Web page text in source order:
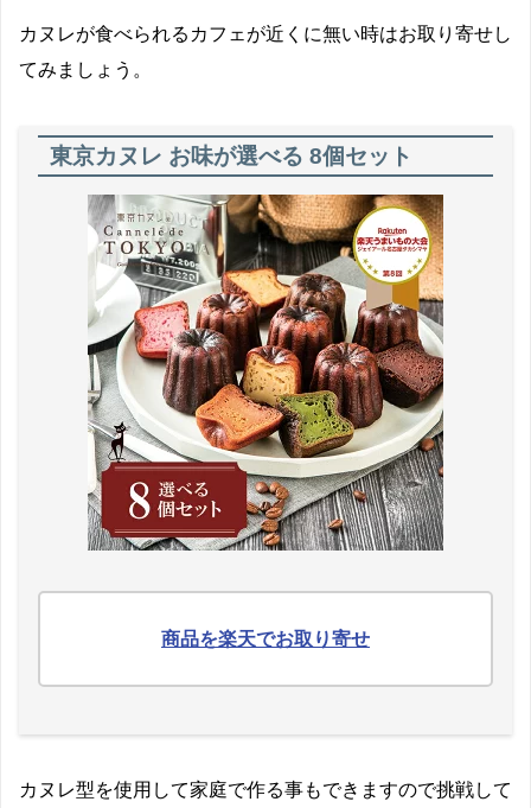
カヌレが食べられるカフェが近くに無い時はお取り寄せし
てみましょう。
東京カヌレ お味が選べる 8個セット
商品を楽天でお取り寄せ
カヌレ型を使用して家庭で作る事もできますので挑戦して